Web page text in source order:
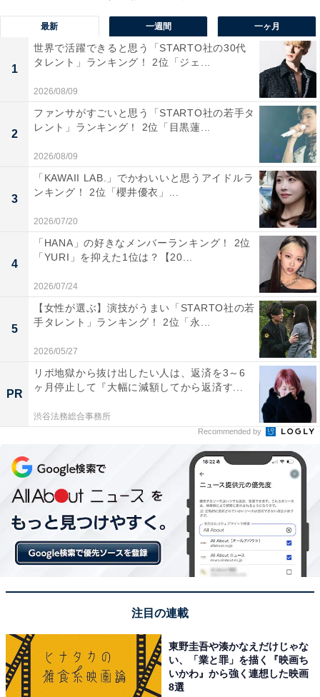
1位：HISASHI（GLAY）
— HiSAƧiH (@HISASHI_) July 10, 2023
1位に選ばれたのはロックバンド「GLAY」のHISASHIさ
アンケートでは「北海道出身だと思っていたから（30代
女性／愛知県）」「GLAYは、全員函館市出身だと思っ
ていたからです（40代女性／北海道）」「紅白に出場経
験もあり、多くのファンを動員するような人気ミュージ
シャンにも青森県出身者がいるのは嬉しい（30代女性／
青森県）」などのコメントが寄せられました。
HISASHIさんは1989年にGLAYに加入。同グループのギ
タリストとして長年活躍を続けており、他アーティスト
のプロデュースや楽曲提供も手掛けています。2014年に
は、東日本大震災からの復興を願う「東北六魂祭」に参
加。東北出身のアーティストからなる「TOHOKU
ROCK'N BAND」のメンバーとしてパフォーマンスを披
露しました。
バンドメンバーのTERUさん、TAKUROさん、JIROさん
最新 一週間 一ヶ月
1
世界で活躍できると思う「STARTO社の30代
タレント」ランキング！ 2位「ジェ...
2026/08/09
2
ファンサがすごいと思う「STARTO社の若手タ
レント」ランキング！ 2位「目黒蓮...
2026/08/09
3
「KAWAII LAB.」でかわいいと思うアイドルラ
ンキング！ 2位「櫻井優衣」...
2026/07/20
4
「HANA」の好きなメンバーランキング！ 2位
「YURI」を抑えた1位は？【20...
2026/07/24
5
【女性が選ぶ】演技がうまい「STARTO社の若
手タレント」ランキング！ 2位「永...
2026/05/27
PR
リボ地獄から抜け出したい人は、返済を3～6
ヶ月停止して『大幅に減額してから返済す...
渋谷法務総合事務所
Recommended by
注目の連載
東野圭吾や湊かなえだけじゃな
い、「業と罪」を描く『映画ち
いかわ』から強く連想した映画
8選